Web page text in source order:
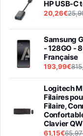
HP USB-C
20,26€
Samsung
- 128GO -
Française
193,99€
Logitech
Filaires
Filaire,
Clavier
61,15€